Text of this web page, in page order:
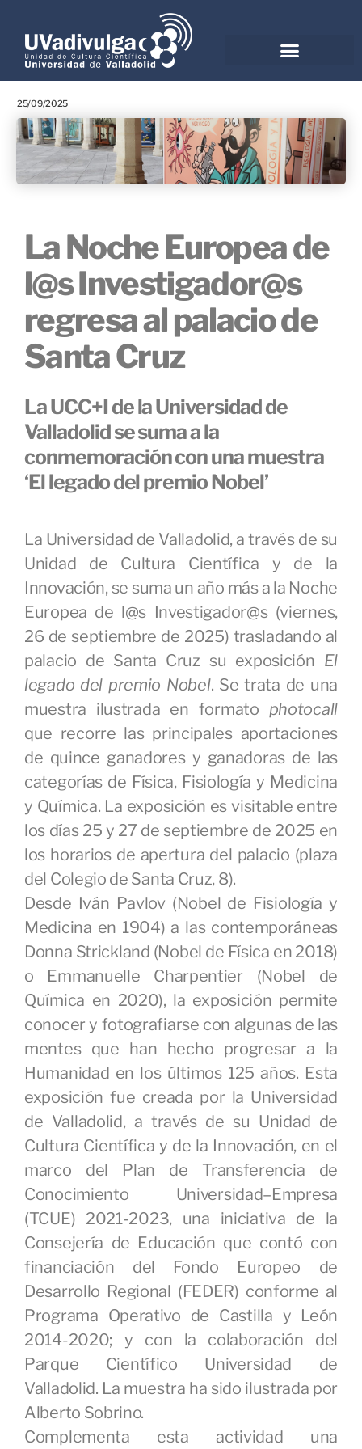
25/09/2025
La Noche Europea de
l@s Investigador@s
regresa al palacio de
Santa Cruz
La UCC+I de la Universidad de
Valladolid se suma a la
conmemoración con una muestra
‘El legado del premio Nobel’
La Universidad de Valladolid, a través de su
Unidad de Cultura Científica y de la
Innovación, se suma un año más a la Noche
Europea de l@s Investigador@s (viernes,
26 de septiembre de 2025) trasladando al
palacio de Santa Cruz su exposición El
legado del premio Nobel. Se trata de una
muestra ilustrada en formato photocall
que recorre las principales aportaciones
de quince ganadores y ganadoras de las
categorías de Física, Fisiología y Medicina
y Química. La exposición es visitable entre
los días 25 y 27 de septiembre de 2025 en
los horarios de apertura del palacio (plaza
del Colegio de Santa Cruz, 8).
Desde Iván Pavlov (Nobel de Fisiología y
Medicina en 1904) a las contemporáneas
Donna Strickland (Nobel de Física en 2018)
o Emmanuelle Charpentier (Nobel de
Química en 2020), la exposición permite
conocer y fotografiarse con algunas de las
mentes que han hecho progresar a la
Humanidad en los últimos 125 años. Esta
exposición fue creada por la Universidad
de Valladolid, a través de su Unidad de
Cultura Científica y de la Innovación, en el
marco del Plan de Transferencia de
Conocimiento Universidad–Empresa
(TCUE) 2021-2023, una iniciativa de la
Consejería de Educación que contó con
financiación del Fondo Europeo de
Desarrollo Regional (FEDER) conforme al
Programa Operativo de Castilla y León
2014-2020; y con la colaboración del
Parque Científico Universidad de
Valladolid. La muestra ha sido ilustrada por
Alberto Sobrino.
Complementa esta actividad una